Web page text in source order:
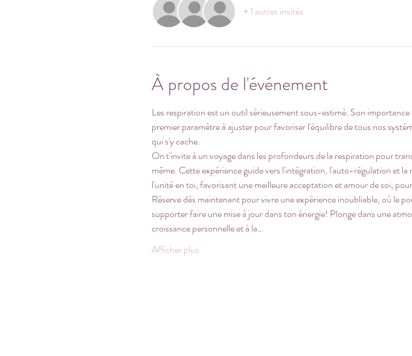
+ 1 autres invités
À propos de l'événement
Les respiration est un outil sérieusement sous-estimé. Son
premier paramètre à ajuster pour favoriser l'équilibre de tous nos
qui s'y cache.
On t'invite à un voyage dans les profondeurs de la respiration pour
même. Cette expérience guide vers l'intégration, l'auto-régulation et
l'unité en toi, favorisant une meilleure acceptation et amour de soi,
Réserve dès maintenant pour vivre une expérience inoubliable, où le
supporter faire une mise à jour dans ton énergie! Plonge dans une
croissance personnelle et à la…
Afficher plus